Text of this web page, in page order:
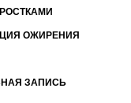
ОЖИРЕНИЯ
ЗАПИСЬ